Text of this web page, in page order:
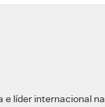
e líder internacional na